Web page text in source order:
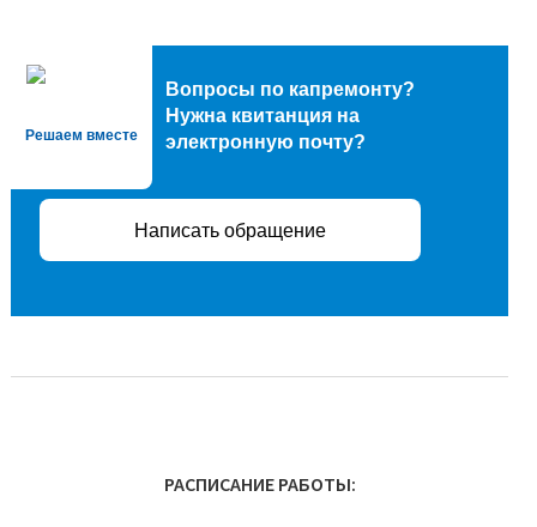
Решаем вместе
Вопросы по капремонту?
Нужна квитанция на
электронную почту?
Написать обращение
РАСПИСАНИЕ РАБОТЫ: